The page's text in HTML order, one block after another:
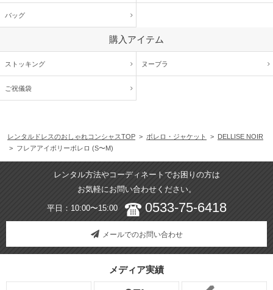
バッグ
購入アイテム
ストッキング ヌーブラ
ご祝儀袋
レンタルドレスのおしゃれコンシャスTOP > ボレロ・ジャケット > DELLISE NOIR
> フレアアイボリーボレロ (S〜M)
レンタル方法やコーディネートでお困りの方は
お気軽にお問い合わせください。
平日：10:00〜15:00 0533-75-6418
メールでのお問い合わせ
メディア実績